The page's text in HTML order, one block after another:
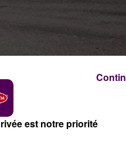
est notre priorité